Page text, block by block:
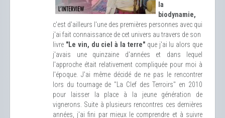
la
biodynamie,
c'est d'ailleurs l'une des premières personnes avec qui
j'ai fait connaissance de cet univers au travers de son
livre "Le vin, du ciel à la terre"que j'ai lu alors que
j'avais une quinzaine d'années et dans lequel
l'approche était relativement compliquée pour moi à
l'époque. J'ai même décidé de ne pas le rencontrer
lors du tournage de "La Clef des Terroirs" en 2010
pour laisser la place à la jeune génération de
vignerons. Suite à plusieurs rencontres ces dernières
années, j'ai fini par mieux le comprendre et à suivre